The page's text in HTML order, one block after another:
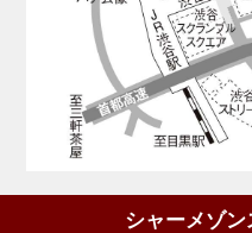
シャーメゾン